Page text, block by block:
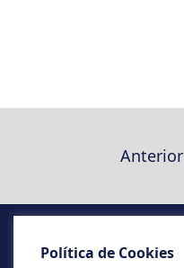
Anterior
Política de Cookies